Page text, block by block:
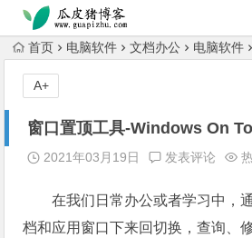
跳转到主内容
首页 电脑软件 文档办公 电脑软件
窗口置顶工具-Windows On
2021年03月19日 发表评论
在我们日常办公或者学习中，
档和应用窗口下来回切换，查询、
A+